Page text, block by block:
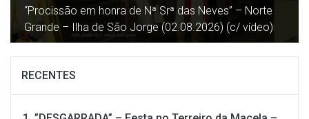
Norte Grande – Ilha de São Jorge (02.08.2026) (c/
vídeo)
RECENTES